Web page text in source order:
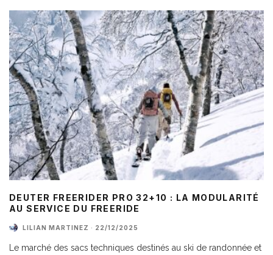
DEUTER FREERIDER PRO 32+10 : LA MODULARITÉ
AU SERVICE DU FREERIDE
LILIAN MARTINEZ · 22/12/2025
Le marché des sacs techniques destinés au ski de randonnée et